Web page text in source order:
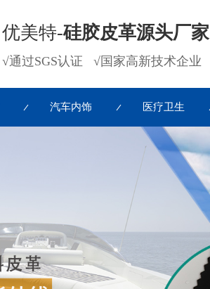
优美特-硅胶皮革源头厂家
√通过SGS认证 √国家高新技术企业
汽车内饰 医疗卫生